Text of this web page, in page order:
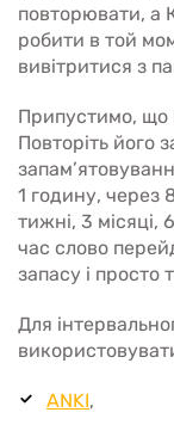
повторювати, а
робити в той
вивітритися з
Припустимо, що
Повторіть його
1 годину, через
тижні, 3 місяці,
час слово
запасу і просто
Для
ANKI,